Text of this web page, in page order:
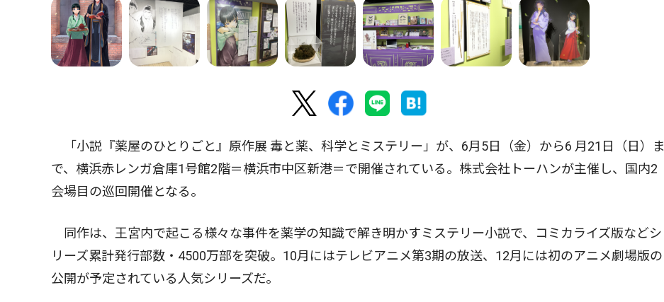
「小説『薬屋のひとりごと』原作展 毒と薬、科学とミステリー」が、6月5日（金）から6 月21日（日）ま
で、横浜赤レンガ倉庫1号館2階＝横浜市中区新港＝で開催されている。株式会社トーハンが主催し、国内2
会場目の巡回開催となる。
同作は、王宮内で起こる様々な事件を薬学の知識で解き明かすミステリー小説で、コミカライズ版などシ
リーズ累計発行部数・4500万部を突破。10月にはテレビアニメ第3期の放送、12月には初のアニメ劇場版の
公開が予定されている人気シリーズだ。